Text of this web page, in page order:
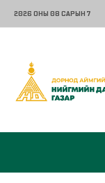
2026 ОНЫ 08 САРЫН 7